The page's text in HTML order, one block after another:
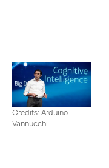
Credits: Arduino
Vannucchi